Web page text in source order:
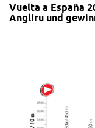
Vuelta a España
Angliru und